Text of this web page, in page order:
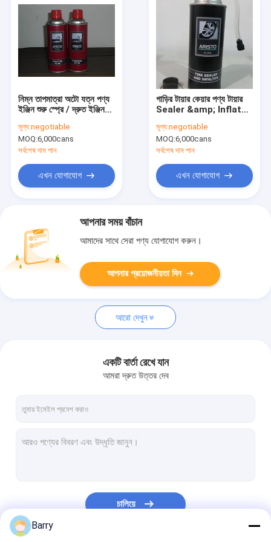
নিম্ন তাপমাত্রা অটো যত্ন পণ্য
ইঞ্জিন শুরু স্প্রে / দ্রুত ইঞ্জিন
মূল্য:negotiable
MOQ:6,000cans
সর্বশেষ দাম পান
এখন যোগাযোগ
গাড়ির টায়ার কেয়ার পণ্য টায়ার
Sealer &amp; Inflator
মূল্য:negotiable
MOQ:6,000cans
সর্বশেষ দাম পান
এখন যোগাযোগ
আপনার সময় বাঁচান
আমাদের সাথে সেরা পণ্য যোগাযোগ করুন।
আপনার প্রয়োজনীয়তা দিন
আরো দেখুন
একটি বার্তা রেখে যান
আমরা দ্রুত উত্তর দেব
চালিয়ে
Barry